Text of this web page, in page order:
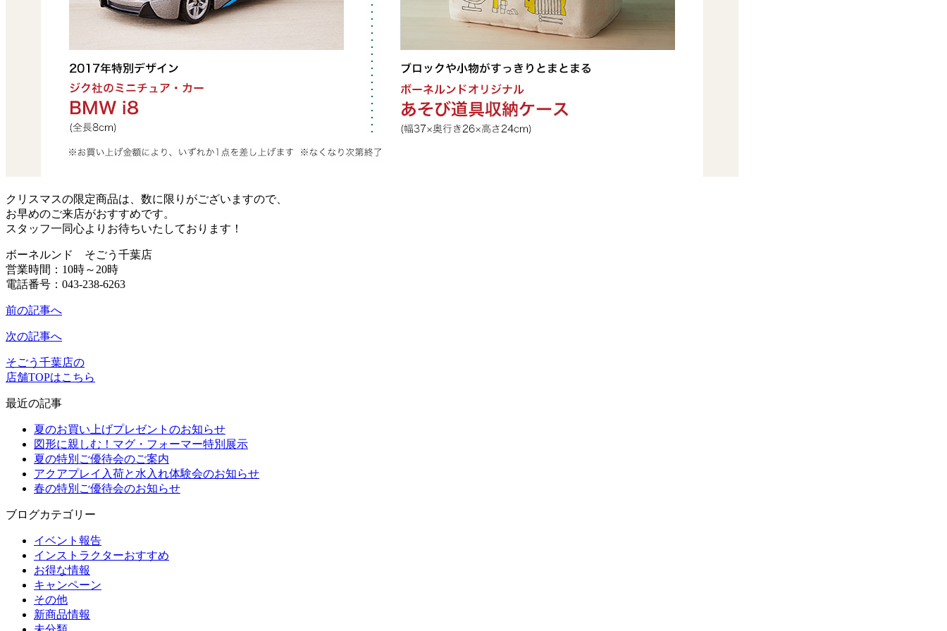
クリスマスの限定商品は、数に限りがございますので、
お早めのご来店がおすすめです。
スタッフ一同心よりお待ちいたしております！
ボーネルンド そごう千葉店
営業時間：10時～20時
電話番号：043-238-6263
前の記事へ
次の記事へ
そごう千葉店の
店舗TOPはこちら
最近の記事
夏のお買い上げプレゼントのお知らせ
図形に親しむ！マグ・フォーマー特別展示
夏の特別ご優待会のご案内
アクアプレイ入荷と水入れ体験会のお知らせ
春の特別ご優待会のお知らせ
ブログカテゴリー
イベント報告
インストラクターおすすめ
お得な情報
キャンペーン
その他
新商品情報